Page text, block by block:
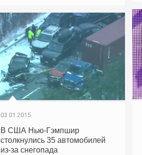
03.01.2015
В США Нью-Гэмпшир
столкнулись 35 автомобилей
из-за снегопада